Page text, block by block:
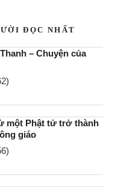
ĐỌC NHẤT
– Chuyện của
một Phật tử trở thành
giáo